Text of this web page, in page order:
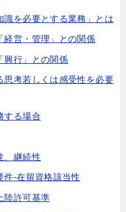
識を必要とする業務」とは
経営・管理」との関係
興行」との関係
思考若しくは感受性を必要
する場合
、継続性
件-在留資格該当性
陸許可基準